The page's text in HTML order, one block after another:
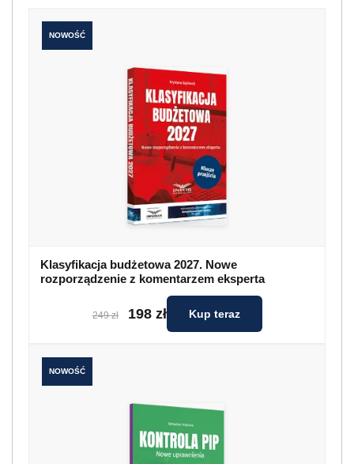
NOWOŚĆ
Klasyfikacja budżetowa 2027. Nowe
rozporządzenie z komentarzem eksperta
249 zł 198 zł Kup teraz
NOWOŚĆ